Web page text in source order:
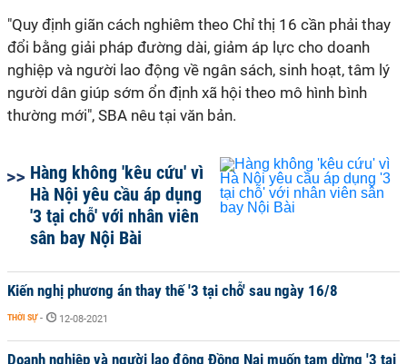
"Quy định giãn cách nghiêm theo Chỉ thị 16 cần phải thay
đổi bằng giải pháp đường dài, giảm áp lực cho doanh
nghiệp và người lao động về ngân sách, sinh hoạt, tâm lý
người dân giúp sớm ổn định xã hội theo mô hình bình
thường mới", SBA nêu tại văn bản.
Hàng không 'kêu cứu' vì
Hà Nội yêu cầu áp dụng
'3 tại chỗ' với nhân viên
sân bay Nội Bài
Kiến nghị phương án thay thế '3 tại chỗ' sau ngày 16/8
THỜI SỰ - 12-08-2021
Doanh nghiệp và người lao động Đồng Nai muốn tạm dừng '3 tại